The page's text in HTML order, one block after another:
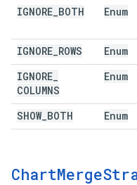
IGNORE BOTH Enum
IGNORE ROWS Enum
IGNORE
COLUMNS
Enum
SHOW_ BOTH Enum
ChartMerge